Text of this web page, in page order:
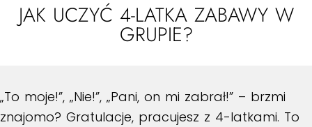
JAK UCZYĆ 4-LATKA ZABAWY W
GRUPIE?
„To moje!”, „Nie!”, „Pani, on mi zabrał!” – brzmi
znajomo? Gratulacje, pracujesz z 4-latkami. To